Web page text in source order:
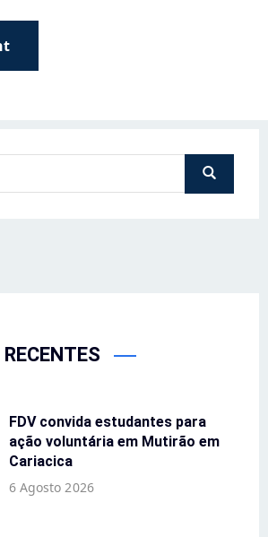
FDV convida estudantes para
ação voluntária em Mutirão em
Cariacica
6 Agosto 2026